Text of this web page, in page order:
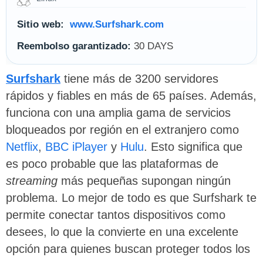
Sitio web:
www.Surfshark.com
Reembolso garantizado: 30 DAYS
Surfshark tiene más de 3200 servidores
rápidos y fiables en más de 65 países. Además,
funciona con una amplia gama de servicios
bloqueados por región en el extranjero como
Netflix, BBC iPlayer y Hulu. Esto significa que
es poco probable que las plataformas de
streaming más pequeñas supongan ningún
problema. Lo mejor de todo es que Surfshark te
permite conectar tantos dispositivos como
desees, lo que la convierte en una excelente
opción para quienes buscan proteger todos los